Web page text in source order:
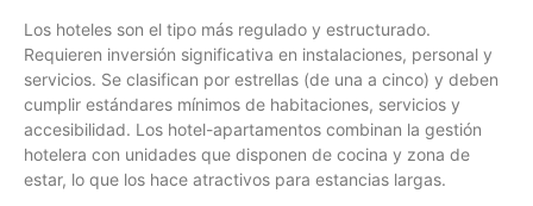
Los hoteles son el tipo más regulado y estructurado.
Requieren inversión significativa en instalaciones, personal y
servicios. Se clasifican por estrellas (de una a cinco) y deben
cumplir estándares mínimos de habitaciones, servicios y
accesibilidad. Los hotel-apartamentos combinan la gestión
hotelera con unidades que disponen de cocina y zona de
estar, lo que los hace atractivos para estancias largas.